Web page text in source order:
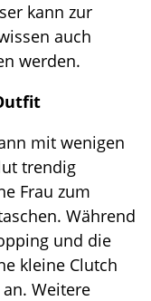
kann zur
auch
werden.
mit wenigen
trendig
Frau zum
Während
und die
kleine Clutch
Weitere